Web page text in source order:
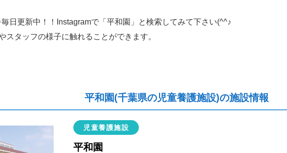
日更新中！！Instagramで「平和園」と検索してみて下さい(^^♪
スタッフの様子に触れることができます。
平和園(千葉県の児童養護施設)の施設情報
児童養護施設
平和園